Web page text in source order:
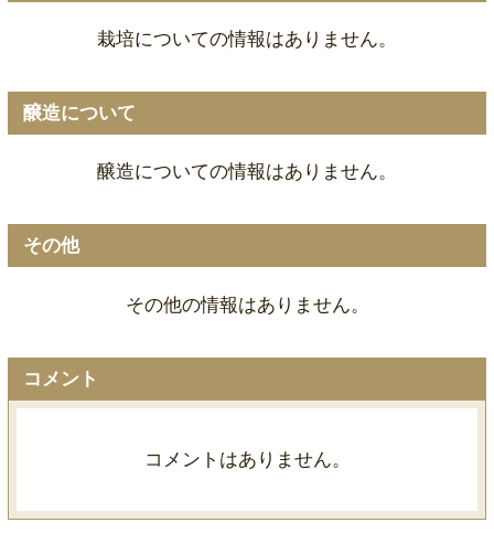
栽培についての情報はありません。
醸造について
醸造についての情報はありません。
その他
その他の情報はありません。
コメント
コメントはありません。